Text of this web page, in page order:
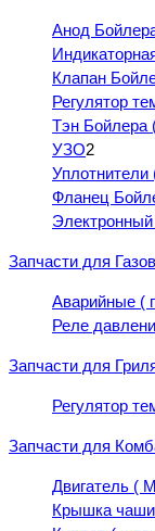
Анод
Клапан
Регулятор
Тэн Бойлера
УЗО2
Уплотнители
Фланец
Запчасти для
Аварийные (
Реле
Запчасти для
Регулятор
Запчасти для
Двигатель (
Крышка чаши